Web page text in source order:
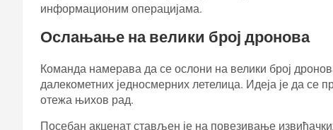
информационим операцијама.
Ослањање на велики број дронова
Команда намерава да се ослони на велики број
далекометних једносмерних летелица. Идеја је да се
отежа њихов рад.
Посебан акценат стављен је на повезивање